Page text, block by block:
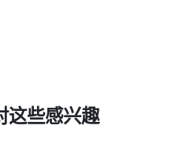
这些感兴趣